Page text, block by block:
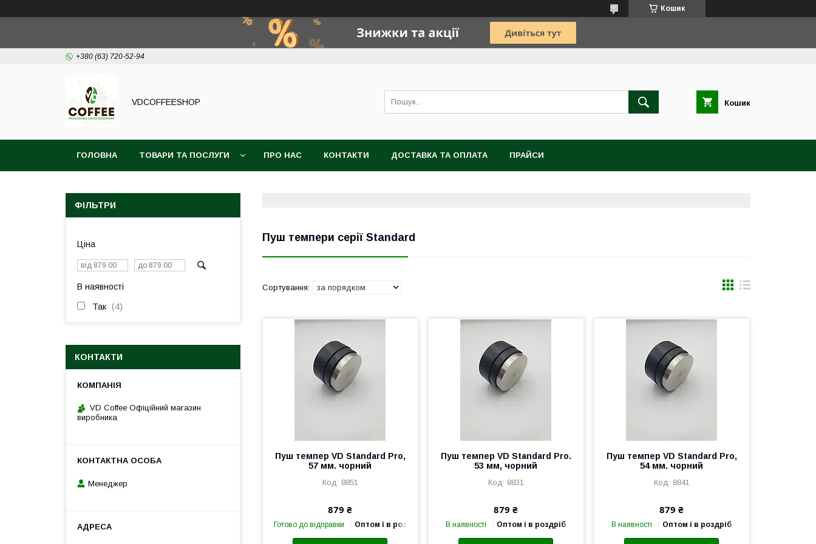
Кошик
+380 (63) 720-52-94
VDCOFFEESHOP Кошик
ГОЛОВНА ТОВАРИ ТА ПОСЛУГИ ПРО НАС КОНТАКТИ ДОСТАВКА ТА ОПЛАТА ПРАЙСИ
Пуш темпери серії Standard
Пуш темпер VD Standard Pro,
57 мм. чорний
8851
879 ₴
Готово до відправки Оптом і в роздріб
Пуш темпер VD Standard Pro.
53 мм, чорний
8831
879 ₴
В наявності Оптом і в роздріб
Пуш темпер VD Standard Pro,
54 мм. чорний
8841
879 ₴
В наявності Оптом і в роздріб
ФІЛЬТРИ
Ціна
В наявності
Так 4
КОНТАКТИ
VD Coffee Офіційний магазин
виробника
Менеджер